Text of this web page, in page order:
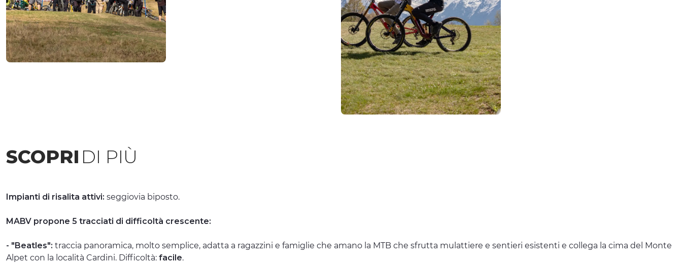
SCOPRI DI PIÙ
Impianti di risalita attivi: seggiovia biposto.
MABV propone 5 tracciati di difficoltà crescente:
- "Beatles": traccia panoramica, molto semplice, adatta a ragazzini e famiglie che amano la MTB che sfrutta mulattiere e sentieri esistenti e collega la cima del Monte
Alpet con la località Cardini. Difficoltà: facile.